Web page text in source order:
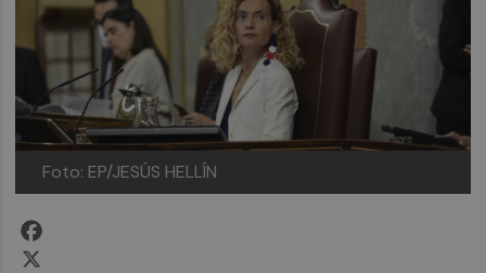
Foto: EP/JESÚS HELLÍN